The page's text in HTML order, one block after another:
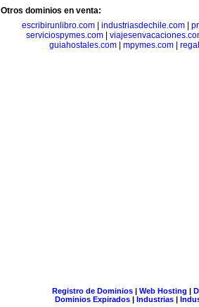
Otros dominios en venta:
escribirunlibro.com| industriasdechile.com|
serviciospymes.com
guiahostales.com
mpymes.com
Registro de Dominios| Web Hosting |
Dominios Expirados | Industrias |